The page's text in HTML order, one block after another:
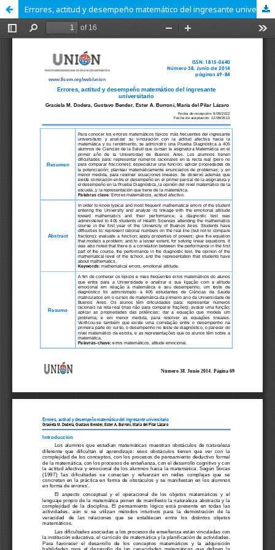
Errores, actitud y desempeño matemático del ingresante universitario